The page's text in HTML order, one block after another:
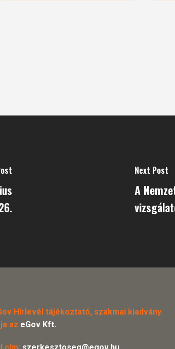
Next Post
A
Hírlevél tájékoztató, szakmai kiadvány.
az eGov Kft.